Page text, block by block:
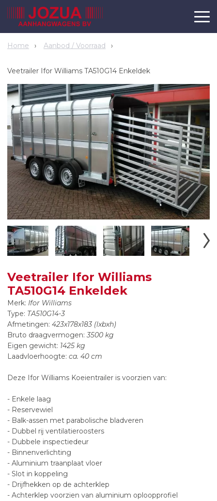
Home Aanbod / Voorraad
Veetrailer Ifor Williams TA510G14 Enkeldek
Veetrailer Ifor Williams
TA510G14 Enkeldek
Merk: Ifor Williams
Type: TA510G14-3
Afmetingen: 423x178x183 (lxbxh)
Bruto draagvermogen: 3500 kg
Eigen gewicht: 1425 kg
Laadvloerhoogte: ca. 40 cm
Deze Ifor Williams Koeientrailer is voorzien van:
- Enkele laag
- Reservewiel
- Balk-assen met parabolische bladveren
- Dubbel rij ventilatieroosters
- Dubbele inspectiedeur
- Binnenverlichting
- Aluminium traanplaat vloer
- Slot in koppeling
- Drijfhekken op de achterklep
- Achterklep voorzien van aluminium oploopprofiel